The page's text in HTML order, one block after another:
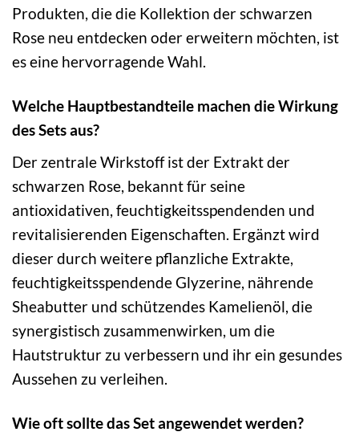
Produkten, die die Kollektion der schwarzen
Rose neu entdecken oder erweitern möchten, ist
es eine hervorragende Wahl.
Welche Hauptbestandteile machen die Wirkung
des Sets aus?
Der zentrale Wirkstoff ist der Extrakt der
schwarzen Rose, bekannt für seine
antioxidativen, feuchtigkeitsspendenden und
revitalisierenden Eigenschaften. Ergänzt wird
dieser durch weitere pflanzliche Extrakte,
feuchtigkeitsspendende Glyzerine, nährende
Sheabutter und schützendes Kamelienöl, die
synergistisch zusammenwirken, um die
Hautstruktur zu verbessern und ihr ein gesundes
Aussehen zu verleihen.
Wie oft sollte das Set angewendet werden?